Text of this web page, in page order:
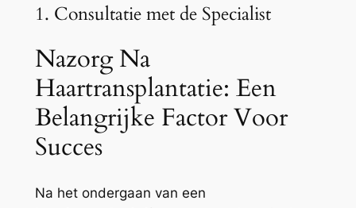
1. Consultatie met de Specialist
Nazorg Na
Haartransplantatie: Een
Belangrijke Factor Voor
Succes
Na het ondergaan van een